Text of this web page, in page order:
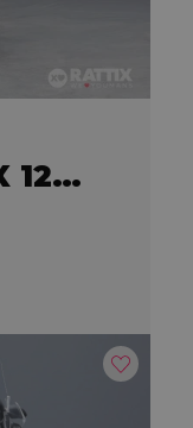
F.B MONDIAL SMX 125 Motard